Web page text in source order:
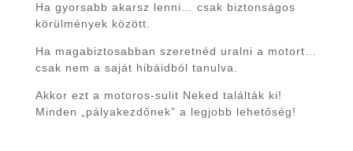
Ha gyorsabb akarsz lenni… csak biztonságos
körülmények között.
Ha magabiztosabban szeretnéd uralni a motort…
csak nem a saját hibáidból tanulva.
Akkor ezt a motoros-sulit Neked találták ki!
Minden „pályakezdőnek” a legjobb lehetőség!